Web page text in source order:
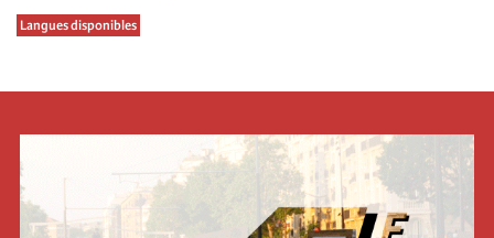
Langues disponibles